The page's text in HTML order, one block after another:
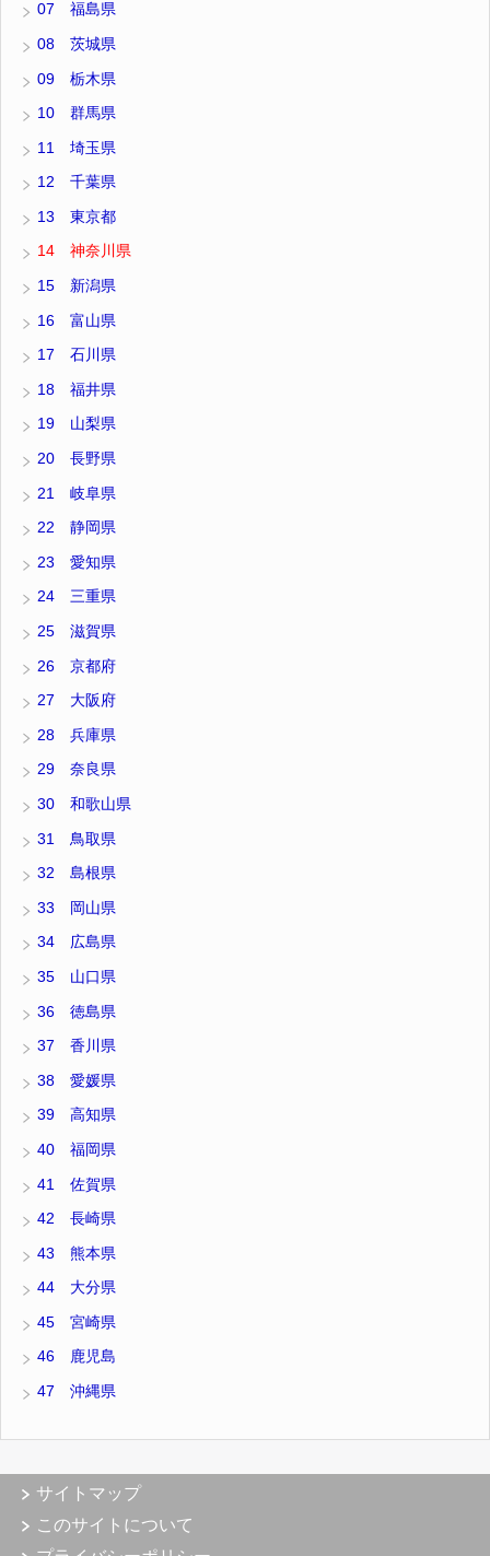
07 福島県
08 茨城県
09 栃木県
10 群馬県
11 埼玉県
12 千葉県
13 東京都
14 神奈川県
15 新潟県
16 富山県
17 石川県
18 福井県
19 山梨県
20 長野県
21 岐阜県
22 静岡県
23 愛知県
24 三重県
25 滋賀県
26 京都府
27 大阪府
28 兵庫県
29 奈良県
30 和歌山県
31 鳥取県
32 島根県
33 岡山県
34 広島県
35 山口県
36 徳島県
37 香川県
38 愛媛県
39 高知県
40 福岡県
41 佐賀県
42 長崎県
43 熊本県
44 大分県
45 宮崎県
46 鹿児島
47 沖縄県
サイトマップ
このサイトについて